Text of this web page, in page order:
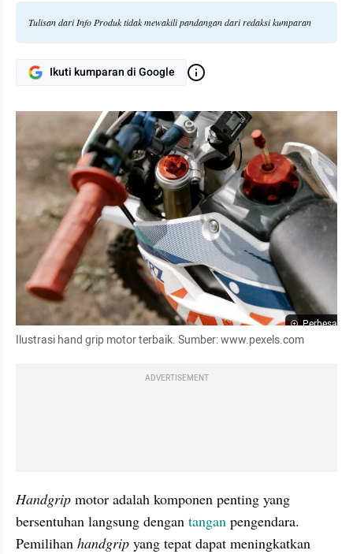
Tulisan dari Info Produk tidak mewakili pandangan dari redaksi kumparan
Ikuti kumparan di Google
Perbesar
Ilustrasi hand grip motor terbaik. Sumber: www.pexels.com
ADVERTISEMENT
Handgrip motor adalah komponen penting yang
bersentuhan langsung dengan tangan pengendara.
Pemilihan handgrip yang tepat dapat meningkatkan